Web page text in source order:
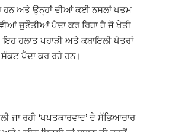
ਹਨ ਅਤੇ ਉਨ੍ਹਾਂ ਦੀਆਂ ਕਈ ਨਸਲਾਂ ਖਤਮ
ਚੁਣੌਤੀਆਂ ਪੈਦਾ ਕਰ ਰਿਹਾ ਹੈ ਜੋ ਖੇਤੀ
ਹਲਾਤ ਪਹਾੜੀ ਅਤੇ ਕਬਾਇਲੀ ਖੇਤਰਾਂ
ਪੈਦਾ ਕਰ ਰਹੇ ਹਨ।
ਜਾ ਰਹੀ ‘ਖਪਤਕਾਰਵਾਦ’ ਦੇ ਸੱਭਿਆਚਾਰ